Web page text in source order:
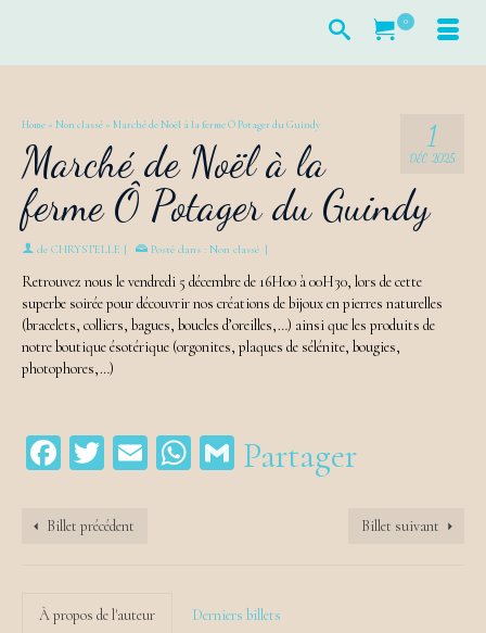
0
1
DÉC 2025
Home » Non classé » Marché de Noël à la ferme Ô Potager du Guindy
Marché de Noël à la
ferme Ô Potager du Guindy
de CHRYSTELLE | Posté dans : Non classé |
Retrouvez nous le vendredi 5 décembre de 16H00 à 00H30, lors de cette
superbe soirée pour découvrir nos créations de bijoux en pierres naturelles
(bracelets, colliers, bagues, boucles d’oreilles,…) ainsi que les produits de
notre boutique ésotérique (orgonites, plaques de sélénite, bougies,
photophores,…)
Facebook
Twitter
EmailWhatsApp
Gmail
Partager
Billet précédent Billet suivant
À propos de l'auteur Derniers billets